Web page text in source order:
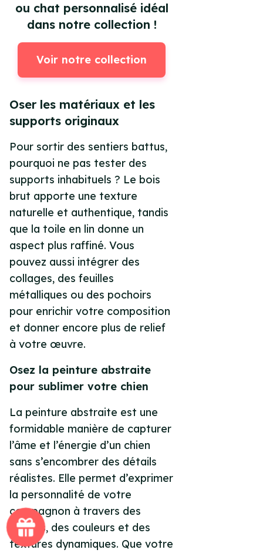
ou chat personnalisé idéal
dans notre collection !
Voir notre collection
Oser les matériaux et les
supports originaux
Pour sortir des sentiers battus,
pourquoi ne pas tester des
supports inhabituels ? Le bois
brut apporte une texture
naturelle et authentique, tandis
que la toile en lin donne un
aspect plus raffiné. Vous
pouvez aussi intégrer des
collages, des feuilles
métalliques ou des pochoirs
pour enrichir votre composition
et donner encore plus de relief
à votre œuvre.
Osez la peinture abstraite
pour sublimer votre chien
La peinture abstraite est une
formidable manière de capturer
l’âme et l’énergie d’un chien
sans s’encombrer des détails
réalistes. Elle permet d’exprimer
la personnalité de votre
compagnon à travers des
formes, des couleurs et des
textures dynamiques. Que votre